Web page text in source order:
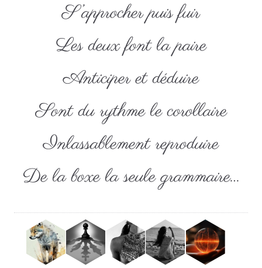
S’approcher puis fuir
Les deux font la paire
Anticiper et déduire
Sont du rythme le corollaire
Inlassablement reproduire
De la boxe la seule grammaire…